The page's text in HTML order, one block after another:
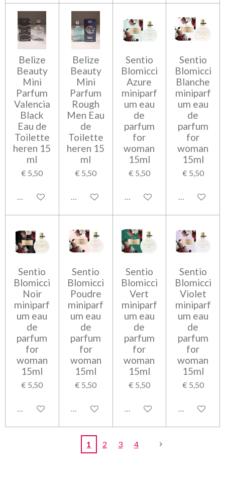
Belize
Beauty
Mini
Parfum
Valencia
Black
Eau de
Toilette
heren 15
ml
€ 5,50
Bekijk details
Belize
Beauty
Mini
Parfum
Rough
Men Eau
de
Toilette
heren 15
ml
€ 5,50
Bekijk details
Sentio
Blomicci
Azure
miniparf
um eau
de
parfum
for
woman
15ml
€ 5,50
Bekijk details
Sentio
Blomicci
Blanche
miniparf
um eau
de
parfum
for
woman
15ml
€ 5,50
Bekijk details
Sentio
Blomicci
Noir
miniparf
um eau
de
parfum
for
woman
15ml
€ 5,50
Bekijk details
Sentio
Blomicci
Poudre
miniparf
um eau
de
parfum
for
woman
15ml
€ 5,50
Bekijk details
Sentio
Blomicci
Vert
miniparf
um eau
de
parfum
for
woman
15ml
€ 5,50
Bekijk details
Sentio
Blomicci
Violet
miniparf
um eau
de
parfum
for
woman
15ml
€ 5,50
Bekijk details
1 2 3 4